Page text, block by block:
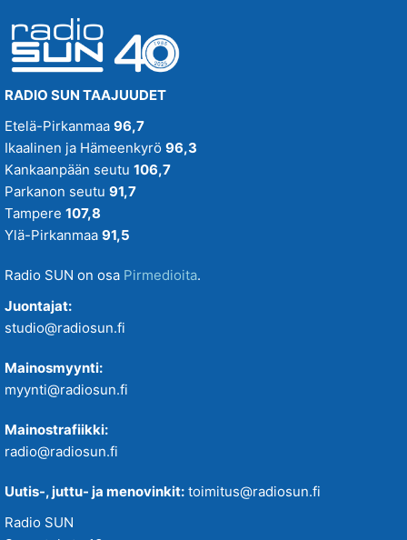
RADIO SUN TAAJUUDET
Etelä-Pirkanmaa 96,7
Ikaalinen ja Hämeenkyrö 96,3
Kankaanpään seutu 106,7
Parkanon seutu 91,7
Tampere 107,8
Ylä-Pirkanmaa 91,5
Radio SUN on osa Pirmedioita.
Juontajat:
studio@radiosun.fi
Mainosmyynti:
myynti@radiosun.fi
Mainostrafiikki:
radio@radiosun.fi
Uutis-, juttu- ja menovinkit: toimitus@radiosun.fi
Radio SUN